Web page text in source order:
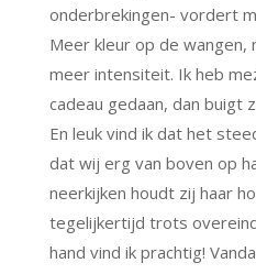
onderbrekingen- vordert
Meer kleur op de wangen,
meer intensiteit. Ik heb
cadeau gedaan, dan buigt
En leuk vind ik dat het
dat wij erg van boven op
neerkijken houdt zij haar
tegelijkertijd trots
hand vind ik prachtig!